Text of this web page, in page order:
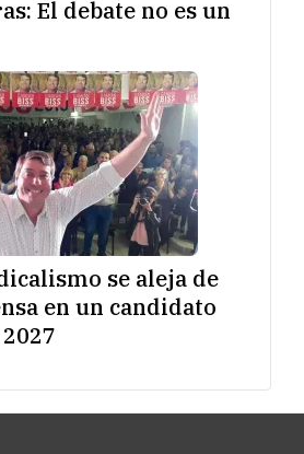
El debate no es un
se aleja de
en un candidato